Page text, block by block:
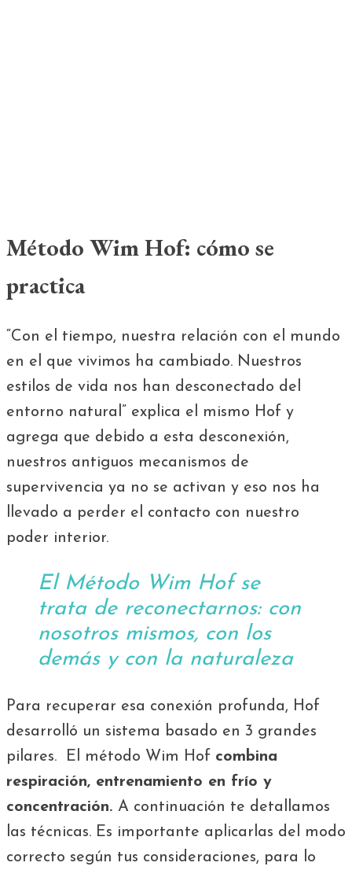
Método Wim Hof: cómo se
practica
“Con el tiempo, nuestra relación con el mundo
en el que vivimos ha cambiado. Nuestros
estilos de vida nos han desconectado del
entorno natural” explica el mismo Hof y
agrega que debido a esta desconexión,
nuestros antiguos mecanismos de
supervivencia ya no se activan y eso nos ha
llevado a perder el contacto con nuestro
poder interior.
El Método Wim Hof se
trata de reconectarnos: con
nosotros mismos, con los
demás y con la naturaleza
Para recuperar esa conexión profunda, Hof
desarrolló un sistema basado en 3 grandes
pilares.
El método Wim Hof combina
respiración, entrenamiento en frío y
concentración. A continuación te detallamos
las técnicas. Es importante aplicarlas del modo
correcto según tus consideraciones, para lo